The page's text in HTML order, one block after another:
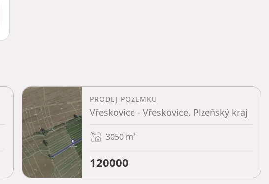
PRODEJ POZEMKU
Vřeskovice - Vřeskovice, Plzeňský kraj
3050 m²
120000